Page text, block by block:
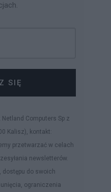
SIĘ
Computers Sp z
Kalisz), kontakt:
przetwarzać w celach
newsletterów.
dostępu do swoich
ograniczenia